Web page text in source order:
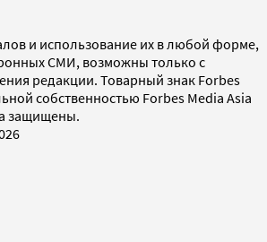
и использование их в любой форме,
СМИ, возможны только с
редакции. Товарный знак Forbes
собственностью Forbes Media Asia
защищены.